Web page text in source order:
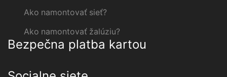
Ako namontovať sieť?
Ako namontovať žalúziu?
Bezpečna platba kartou